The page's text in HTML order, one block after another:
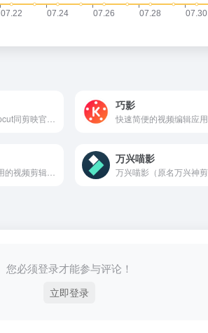
巧影
万兴喵影
您必须登录才能参与评论！
立即登录